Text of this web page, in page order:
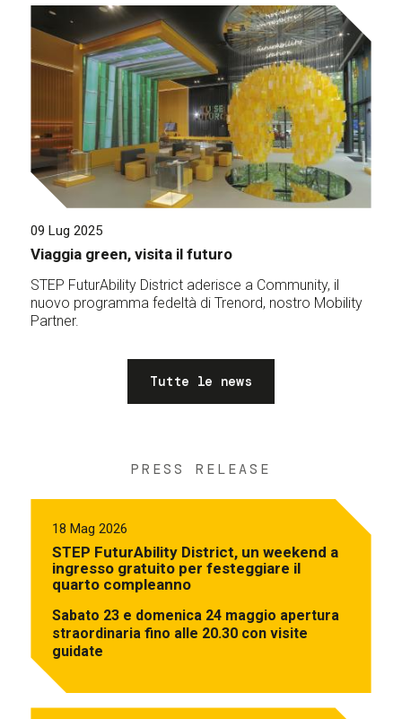
09 Lug 2025
Viaggia green, visita il futuro
STEP FuturAbility District aderisce a Community, il
nuovo programma fedeltà di Trenord, nostro Mobility
Partner.
Tutte le news
PRESS RELEASE
18 Mag 2026
STEP FuturAbility District, un weekend a
ingresso gratuito per festeggiare il
quarto compleanno
Sabato 23 e domenica 24 maggio apertura
straordinaria fino alle 20.30 con visite
guidate